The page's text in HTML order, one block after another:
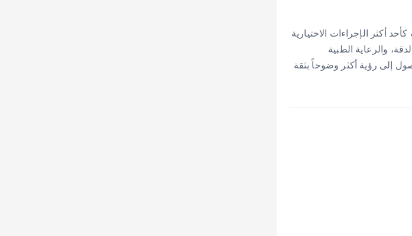
أكثر الإجراءات الاختيارية
والرعاية الطبية
إلى رؤية أكثر وضوحاً بثقة